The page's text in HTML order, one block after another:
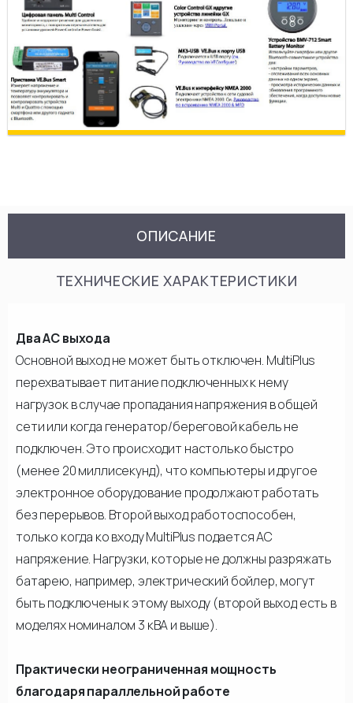
ОПИСАНИЕ
ТЕХНИЧЕСКИЕ ХАРАКТЕРИСТИКИ
Два АС выхода
Основной выход не может быть отключен. MultiPlus
перехватывает питание подключенных к нему
нагрузок в случае пропадания напряжения в общей
сети или когда генератор/береговой кабель не
подключен. Это происходит настолько быстро
(менее 20 миллисекунд), что компьютеры и другое
электронное оборудование продолжают работать
без перерывов. Второй выход работоспособен,
только когда ко входу MultiPlus подается АС
напряжение. Нагрузки, которые не должны разряжать
батарею, например, электрический бойлер, могут
быть подключены к этому выходу (второй выход есть в
моделях номиналом 3 кВА и выше).
Практически неограниченная мощность
благодаря параллельной работе